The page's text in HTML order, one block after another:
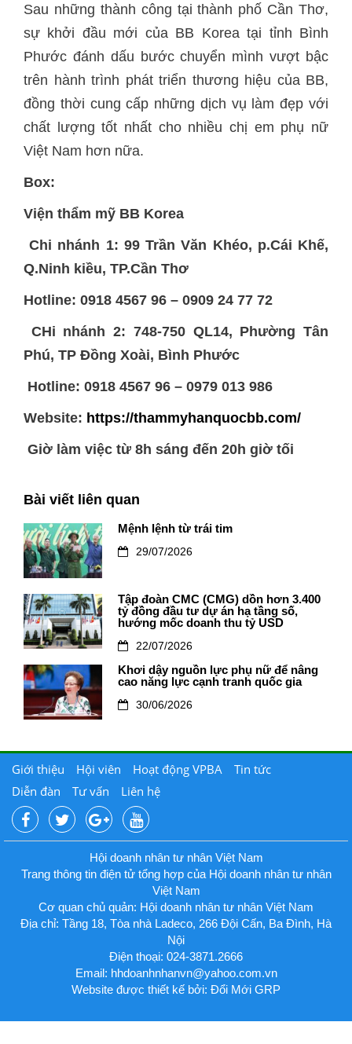
Sau những thành công tại thành phố Cần Thơ,
sự khởi đầu mới của BB Korea tại tỉnh Bình
Phước đánh dấu bước chuyển mình vượt bậc
trên hành trình phát triển thương hiệu của BB,
đồng thời cung cấp những dịch vụ làm đẹp với
chất lượng tốt nhất cho nhiều chị em phụ nữ
Việt Nam hơn nữa.
Box:
Viện thẩm mỹ BB Korea
Chi nhánh 1: 99 Trần Văn Khéo, p.Cái Khế,
Q.Ninh kiều, TP.Cần Thơ
Hotline: 0918 4567 96 – 0909 24 77 72
CHi nhánh 2: 748-750 QL14, Phường Tân
Phú, TP Đồng Xoài, Bình Phước
Hotline: 0918 4567 96 – 0979 013 986
Website: https://thammyhanquocbb.com/
Giờ làm việc từ 8h sáng đến 20h giờ tối
Bài viết liên quan
Mệnh lệnh từ trái tim
29/07/2026
Tập đoàn CMC (CMG) dồn hơn 3.400
tỷ đồng đầu tư dự án hạ tầng số,
hướng mốc doanh thu tỷ USD
22/07/2026
Khơi dậy nguồn lực phụ nữ để nâng
cao năng lực cạnh tranh quốc gia
30/06/2026
Giới thiệu Hội viên Hoạt động VPBA
Tin tức
Diễn đàn
Tư vấn Liên hệ
Hội doanh nhân tư nhân Việt Nam
Trang thông tin điện tử tổng hợp của Hội doanh nhân tư nhân
Việt Nam
Cơ quan chủ quản: Hội doanh nhân tư nhân Việt Nam
Địa chỉ: Tầng 18, Tòa nhà Ladeco, 266 Đội Cấn, Ba Đình, Hà
Nội
Điện thoại: 024-3871.2666
Email: hhdoanhnhanvn@yahoo.com.vn
Website được thiết kế bởi: Đổi Mới GRP